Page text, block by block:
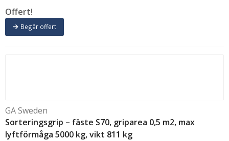
Offert!
Begär offert
GA Sweden
Sorteringsgrip – fäste S70, griparea 0,5 m2, max
lyftförmåga 5000 kg, vikt 811 kg